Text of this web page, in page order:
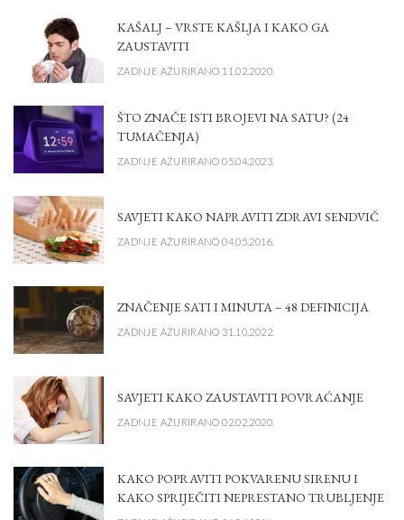
KAŠALJ – VRSTE KAŠLJA I KAKO GA
ZAUSTAVITI
ZADNJE AŽURIRANO 11.02.2020.
ŠTO ZNAČE ISTI BROJEVI NA SATU? (24
TUMAČENJA)
ZADNJE AŽURIRANO 05.04.2023.
SAVJETI KAKO NAPRAVITI ZDRAVI SENDVIČ
ZADNJE AŽURIRANO 04.05.2016.
ZNAČENJE SATI I MINUTA – 48 DEFINICIJA
ZADNJE AŽURIRANO 31.10.2022.
SAVJETI KAKO ZAUSTAVITI POVRAĆANJE
ZADNJE AŽURIRANO 02.02.2020.
KAKO POPRAVITI POKVARENU SIRENU I
KAKO SPRIJEČITI NEPRESTANO TRUBLJENJE